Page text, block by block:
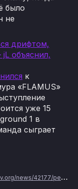
было
не
дрифтом,
объяснил,
к
«FLAMUS»
уже 15
1 в
сыграет
that-no-one-comes-back-after-a-year-i-figured-that-this-is-all-nonsense